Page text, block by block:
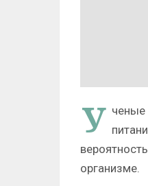
У ченые
организме.